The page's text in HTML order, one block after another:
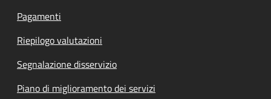
Pagamenti
Riepilogo valutazioni
Segnalazione disservizio
Piano di miglioramento dei servizi